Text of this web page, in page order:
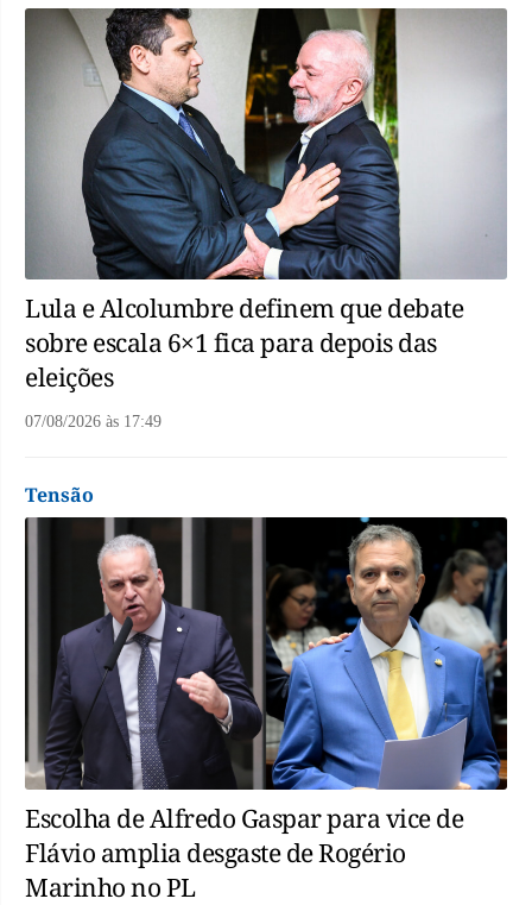
Lula e Alcolumbre definem que debate
sobre escala 6×1 fica para depois das
eleições
07/08/2026 às 17:49
Tensão
Escolha de Alfredo Gaspar para vice de
Flávio amplia desgaste de Rogério
Marinho no PL